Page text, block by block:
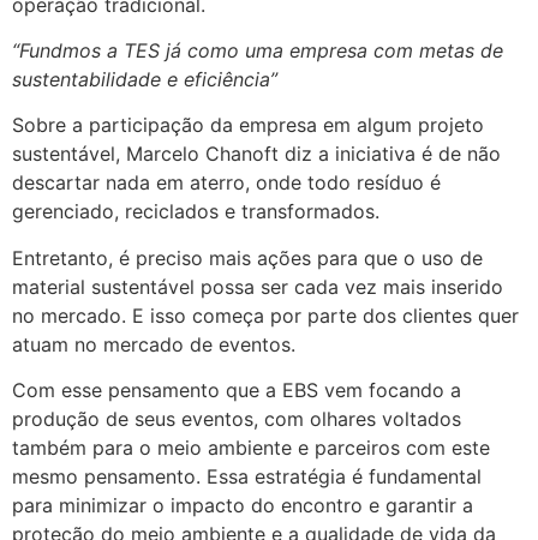
“Fundmos a TES já como uma empresa com metas de
sustentabilidade e eficiência”
Sobre a participação da empresa em algum projeto
sustentável, Marcelo Chanoft diz a iniciativa é de não
descartar nada em aterro, onde todo resíduo é
gerenciado, reciclados e transformados.
Entretanto, é preciso mais ações para que o uso de
material sustentável possa ser cada vez mais inserido
no mercado. E isso começa por parte dos clientes quer
atuam no mercado de eventos.
Com esse pensamento que a EBS vem focando a
produção de seus eventos, com olhares voltados
também para o meio ambiente e parceiros com este
mesmo pensamento. Essa estratégia é fundamental
para minimizar o impacto do encontro e garantir a
proteção do meio ambiente e a qualidade de vida da